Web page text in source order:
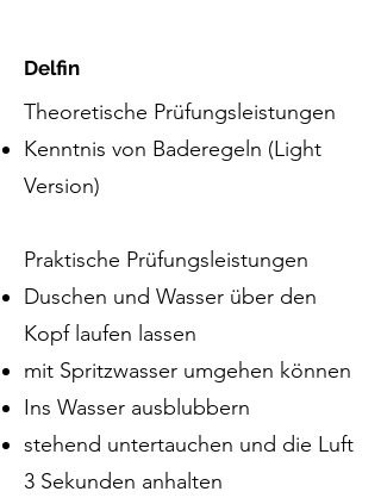
Delfin
Theoretische Prüfungsleistungen
Kenntnis von Baderegeln (Light
Version)
Praktische Prüfungsleistungen
Duschen und Wasser über den
Kopf laufen lassen
mit Spritzwasser umgehen können
Ins Wasser ausblubbern
stehend untertauchen und die Luft
3 Sekunden anhalten